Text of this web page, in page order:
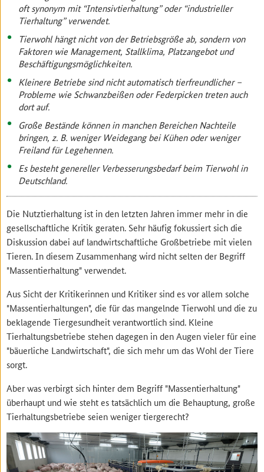
oft synonym mit “Intensivtierhaltung” oder “industrieller
Tierhaltung” verwendet.
Tierwohl hängt nicht von der Betriebsgröße ab, sondern von
Faktoren wie Management, Stallklima, Platzangebot und
Beschäftigungsmöglichkeiten.
Kleinere Betriebe sind nicht automatisch tierfreundlicher –
Probleme wie Schwanzbeißen oder Federpicken treten auch
dort auf.
Große Bestände können in manchen Bereichen Nachteile
bringen, z. B. weniger Weidegang bei Kühen oder weniger
Freiland für Legehennen.
Es besteht genereller Verbesserungsbedarf beim Tierwohl in
Deutschland.
Die Nutztierhaltung ist in den letzten Jahren immer mehr in die
gesellschaftliche Kritik geraten. Sehr häufig fokussiert sich die
Diskussion dabei auf landwirtschaftliche Großbetriebe mit vielen
Tieren. In diesem Zusammenhang wird nicht selten der Begriff
"Massentierhaltung" verwendet.
Aus Sicht der Kritikerinnen und Kritiker sind es vor allem solche
"Massentierhaltungen", die für das mangelnde Tierwohl und die zu
beklagende Tiergesundheit verantwortlich sind. Kleine
Tierhaltungsbetriebe stehen dagegen in den Augen vieler für eine
"bäuerliche Landwirtschaft", die sich mehr um das Wohl der Tiere
sorgt.
Aber was verbirgt sich hinter dem Begriff "Massentierhaltung"
überhaupt und wie steht es tatsächlich um die Behauptung, große
Tierhaltungsbetriebe seien weniger tiergerecht?